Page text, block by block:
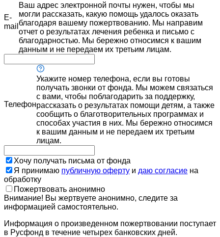
E-
mail
Ваш адрес электронной почты нужен, чтобы мы
могли рассказать, какую помощь удалось оказать
благодаря вашему пожертвованию. Мы направим
отчет о результатах лечения ребенка и письмо с
благодарностью. Мы бережно относимся к вашим
данным и не передаем их третьим лицам.
Телефон
Укажите номер телефона, если вы готовы
получать звонки от фонда. Мы можем связаться
с вами, чтобы поблагодарить за поддержку,
рассказать о результатах помощи детям, а также
сообщить о благотворительных программах и
способах участия в них. Мы бережно относимся
к вашим данным и не передаем их третьим
лицам.
Хочу получать письма от фонда
Я принимаю публичную оферту и даю согласие на
обработку
Пожертвовать анонимно
Внимание! Вы жертвуете анонимно, следите за
информацией самостоятельно.
Информация о произведенном пожертвовании поступает
в Русфонд в течение четырех банковских дней.